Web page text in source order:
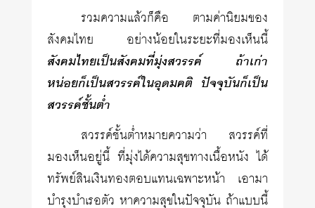
รวมความแล้วก็คือ ตามค่านิยมของ
สังคมไทย อย่างน้อยในระยะที่มองเห็นนี้
สังคมไทยเป็นสังคมที่มุ่งสวรรค์ ถ้าเก่า
หน่อยก็เป็นสวรรค์ในอุดมคติ ปัจจุบันก็เป็น
สวรรค์ชั้นต่ำ
สวรรค์ชั้นต่ำหมายความว่า สวรรค์ที่
มองเห็นอยู่นี้ ที่มุ่งได้ความสุขทางเนื้อหนัง ได้
ทรัพย์สินเงินทองตอบแทนเฉพาะหน้า เอามา
บำรุงบำเรอตัว หาความสุขในปัจจุบัน ถ้าแบบนี้